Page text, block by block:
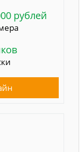
рублей